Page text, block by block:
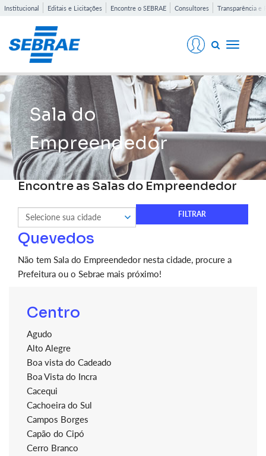
Institucional Editais e Licitações Encontre o SEBRAE Consultores Transparência e
Toggle
Sala do
Empreendedor
Encontre as Salas do Empreendedor
Quevedos
Não tem Sala do Empreendedor nesta cidade, procure a
Prefeitura ou o Sebrae mais próximo!
Centro
Agudo
Alto Alegre
Boa vista do Cadeado
Boa Vista do Incra
Cacequi
Cachoeira do Sul
Campos Borges
Capão do Cipó
Cerro Branco